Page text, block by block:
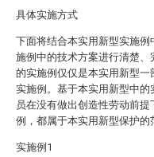
具体实施方式
下面将结合本实用新型实施
施例中的技术方案进行清楚
的实施例仅仅是本实用新型
实施例。基于本实用新型中的
员在没有做出创造性劳动前
例，都属于本实用新型保护的
实施例1